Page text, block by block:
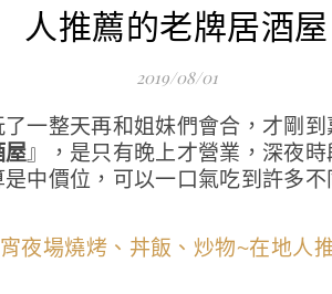
人推薦的老牌居酒屋
2019/08/01
一整天再和姐妹們會合，才剛
屋』，是只有晚上才營業，深夜
中價位，可以一口氣吃到許多